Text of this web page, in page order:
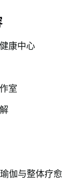
康中心
室
伽与整体疗愈